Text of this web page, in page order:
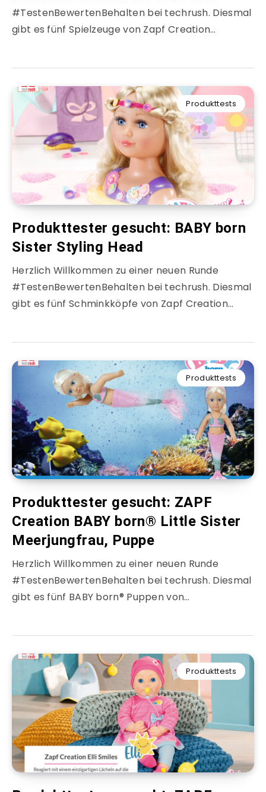
#TestenBewertenBehalten bei techrush. Diesmal
gibt es fünf Spielzeuge von Zapf Creation…
Produkttests
Produkttester gesucht: BABY born
Sister Styling Head
Herzlich Willkommen zu einer neuen Runde
#TestenBewertenBehalten bei techrush. Diesmal
gibt es fünf Schminkköpfe von Zapf Creation…
Produkttests
Produkttester gesucht: ZAPF
Creation BABY born® Little Sister
Meerjungfrau, Puppe
Herzlich Willkommen zu einer neuen Runde
#TestenBewertenBehalten bei techrush. Diesmal
gibt es fünf BABY born® Puppen von…
Produkttests